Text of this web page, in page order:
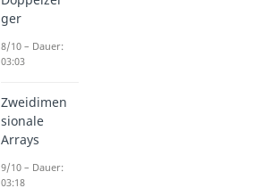
ger
8/10 – Dauer:
03:03
Zweidimen
sionale
Arrays
9/10 – Dauer:
03:18